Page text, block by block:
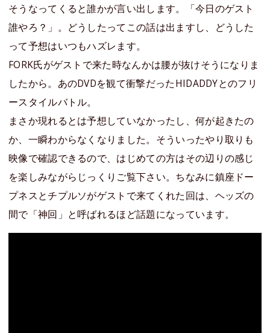
そうなってくると誰かが言い出します。「今日のゲスト
誰やろ？」。どうしたってこの話は出ますし、どうした
って予想はいつもハズレます。
FORK氏がゲストで来た時なんかは腰が抜けそうになりま
したから。あのDVDを観て衝撃だったHIDADDYとのフリ
ースタイルバトル。
まさか現れるとは予想していなかったし、何が起きたの
か、一瞬わからなくなりました。そういったやり取りも
映像で確認できるので、はじめての方はその辺りの感じ
を楽しみながらじっくりご覧下さい。ちなみに鎮座ドー
プネスとチプルソがゲストで来てくれた回は、ヘッズの
間で「神回」と呼ばれるほど話題になっています。